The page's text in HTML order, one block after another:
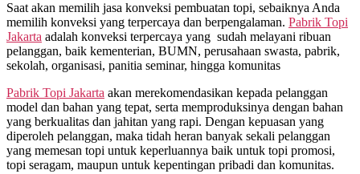
Saat akan memilih jasa konveksi pembuatan topi, sebaiknya Anda
memilih konveksi yang terpercaya dan berpengalaman. Pabrik Topi
Jakarta adalah konveksi terpercaya yang sudah melayani ribuan
pelanggan, baik kementerian, BUMN, perusahaan swasta, pabrik,
sekolah, organisasi, panitia seminar, hingga komunitas
Pabrik Topi Jakarta akan merekomendasikan kepada pelanggan
model dan bahan yang tepat, serta memproduksinya dengan bahan
yang berkualitas dan jahitan yang rapi. Dengan kepuasan yang
diperoleh pelanggan, maka tidah heran banyak sekali pelanggan
yang memesan topi untuk keperluannya baik untuk topi promosi,
topi seragam, maupun untuk kepentingan pribadi dan komunitas.